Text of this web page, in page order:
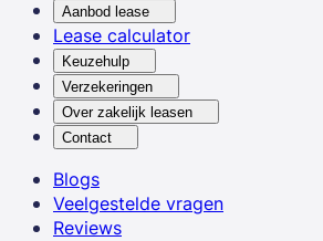
Aanbod lease
Lease calculator
Keuzehulp
Verzekeringen
Over zakelijk leasen
Contact
Blogs
Veelgestelde vragen
Reviews